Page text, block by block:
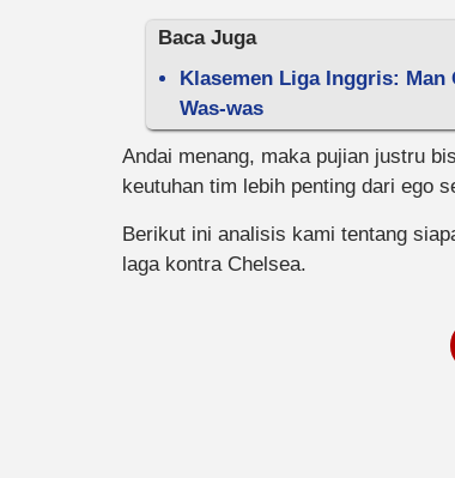
Baca Juga
Klasemen Liga Inggris: Man
Was-was
Andai menang, maka pujian justru
keutuhan tim lebih penting dari ego
Berikut ini analisis kami tentang
laga kontra Chelsea.